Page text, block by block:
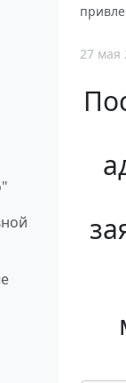
27 мая